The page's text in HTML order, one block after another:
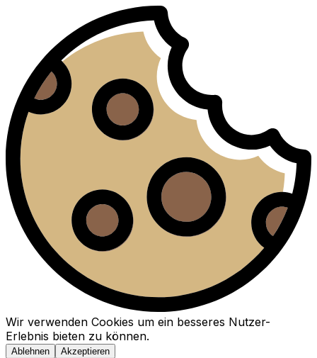
Wir verwenden Cookies um ein besseres Nutzer-
Erlebnis bieten zu können.
Ablehnen Akzeptieren